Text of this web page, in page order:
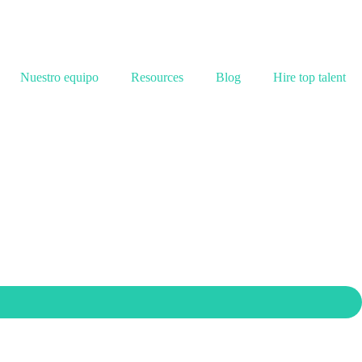
Nuestro equipo Resources Blog Hire top talent